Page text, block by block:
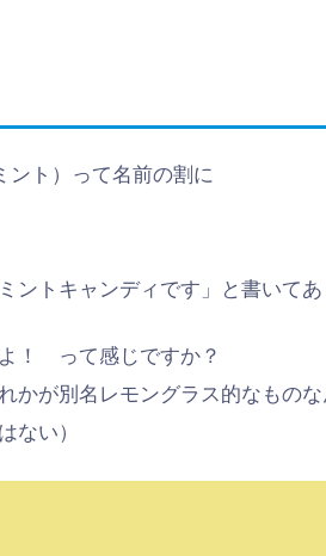
ント）って名前の割に
ントキャンディです」と書いて
！ って感じですか？
かが別名レモングラス的なものな
ない）